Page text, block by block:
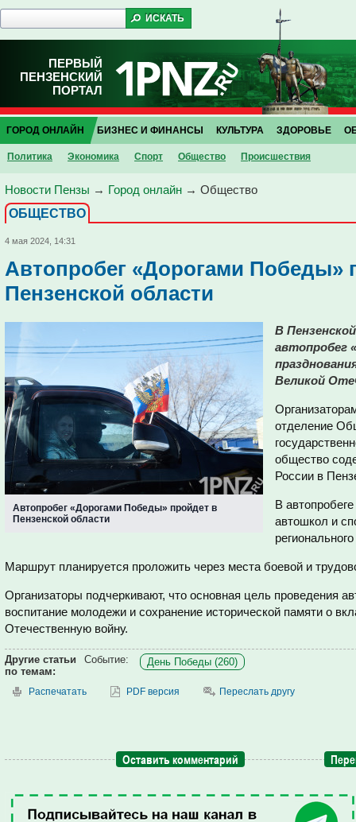
ПЕРВЫЙ
ПЕНЗЕНСКИЙ
ПОРТАЛ
ГОРОД ОНЛАЙН
Политика Экономика Спорт Общество Проиcшествия
БИЗНЕС И ФИНАНСЫ КУЛЬТУРА ЗДОРОВЬЕ
Новости Пензы → Город онлайн → Общество
ОБЩЕСТВО
4 мая 2024, 14:31
Автопробег «Дорогами Победы»
Пензенской области
Автопробег «Дорогами Победы» пройдет в
Пензенской области
В
автопробег
Великой
отделение
общество
России в
В
автошкол и
Маршрут планируется проложить через места боевой и
Организаторы подчеркивают, что основная цель проведения
воспитание молодежи и сохранение исторической памяти о
Отечественную войну.
Другие статьи
по темам:
Событие: День Победы (260)
Распечатать PDF версия Переслать другу
Оставить комментарий